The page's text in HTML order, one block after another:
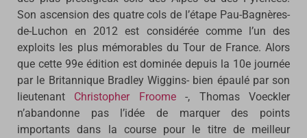
Son ascension des quatre cols de l’étape Pau-Bagnères-
de-Luchon en 2012 est considérée comme l’un des
exploits les plus mémorables du Tour de France. Alors
que cette 99e édition est dominée depuis la 10e journée
par le Britannique Bradley Wiggins- bien épaulé par son
lieutenant Christopher Froome-, Thomas Voeckler
n’abandonne pas l’idée de marquer des points
importants dans la course pour le titre de meilleur